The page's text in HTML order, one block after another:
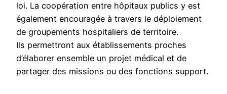
loi. La coopération entre hôpitaux publics y est
également encouragée à travers le déploiement
de groupements hospitaliers de territoire.
Ils permettront aux établissements proches
d’élaborer ensemble un projet médical et de
partager des missions ou des fonctions support.